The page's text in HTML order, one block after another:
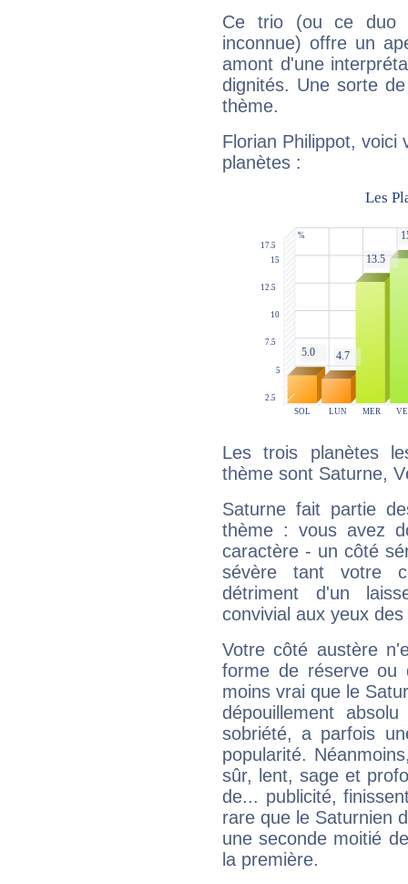
Ce trio (ou ce duo
inconnue) offre un
amont d'une
dignités. Une sorte
thème.
Florian Philippot, voici
planètes :
Les trois planètes
thème sont Saturne,
Saturne fait partie
thème : vous avez
caractère - un côté
sévère tant votre
détriment d'un
convivial aux yeux
Votre côté austère
forme de réserve
moins vrai que le
dépouillement
sobriété, a parfois
popularité.
sûr, lent, sage et
de... publicité,
rare que le Saturnien
une seconde moitié
la première.